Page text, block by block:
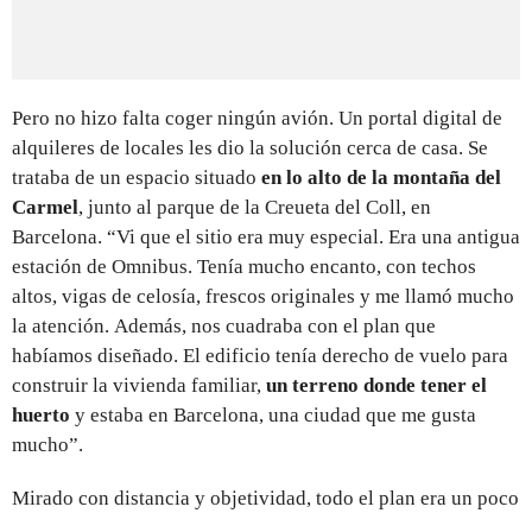
Pero no hizo falta coger ningún avión. Un portal digital de
alquileres de locales les dio la solución cerca de casa. Se
trataba de un espacio situado en lo alto de la montaña del
Carmel, junto al parque de la Creueta del Coll, en
Barcelona. “Vi que el sitio era muy especial. Era una antigua
estación de Omnibus. Tenía mucho encanto, con techos
altos, vigas de celosía, frescos originales y me llamó mucho
la atención. Además, nos cuadraba con el plan que
habíamos diseñado. El edificio tenía derecho de vuelo para
construir la vivienda familiar, un terreno donde tener el
huerto y estaba en Barcelona, una ciudad que me gusta
mucho”.
Mirado con distancia y objetividad, todo el plan era un poco